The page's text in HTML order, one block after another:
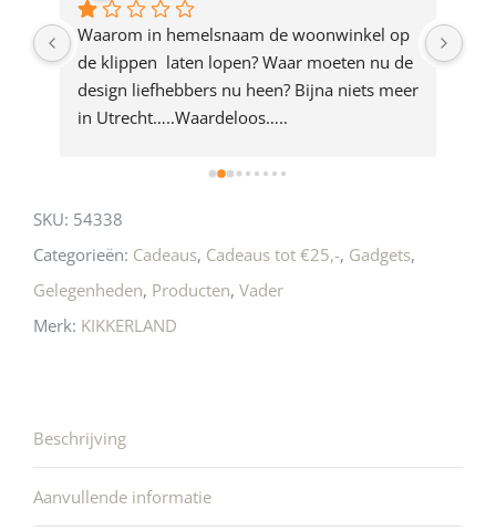
productWaarom in hemelsnaam de woonwinkel op
de klippen  laten lopen? Waar moeten nu de
design liefhebbers nu heen? Bijna niets meer
in Utrecht…..Waardeloos…..
SKU: 54338
Categorieën: Cadeaus, Cadeaus tot €25,-, Gadgets,
Gelegenheden, Producten, Vader
Merk: KIKKERLAND
Beschrijving
Aanvullende informatie